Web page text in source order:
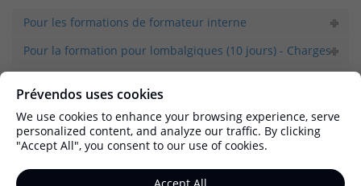
Pour les formations de formateur interne
Pour la formation pour lombalgiques (10 jours) - Charges
Prévendos uses cookies
We use cookies to enhance your browsing experience, serve
personalized content, and analyze our traffic. By clicking
"Accept All", you consent to our use of cookies.